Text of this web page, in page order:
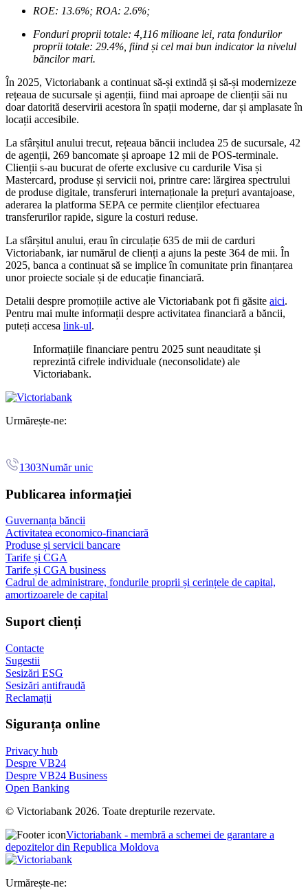
ROE: 13.6%; ROA: 2.6%;
Fonduri proprii totale: 4,116 milioane lei, rata fondurilor
proprii totale: 29.4%, fiind și cel mai bun indicator la nivelul
băncilor mari.
În 2025, Victoriabank a continuat să-și extindă și să-și modernizeze
rețeaua de sucursale și agenții, fiind mai aproape de clienții săi nu
doar datorită deservirii acestora în spații moderne, dar și amplasate în
locații accesibile.
La sfârșitul anului trecut, rețeaua băncii includea 25 de sucursale, 42
de agenții, 269 bancomate și aproape 12 mii de POS-terminale.
Clienții s-au bucurat de oferte exclusive cu cardurile Visa și
Mastercard, produse și servicii noi, printre care: lărgirea spectrului
de produse digitale, transferuri internaționale la prețuri avantajoase,
aderarea la platforma SEPA ce permite clienților efectuarea
transferurilor rapide, sigure la costuri reduse.
La sfârșitul anului, erau în circulație 635 de mii de carduri
Victoriabank, iar numărul de clienți a ajuns la peste 364 de mii. În
2025, banca a continuat să se implice în comunitate prin finanțarea
unor proiecte sociale și de educație financiară.
Detalii despre promoțiile active ale Victoriabank pot fi găsite aici.
Pentru mai multe informații despre activitatea financiară a băncii,
puteți accesa link-ul.
Informațiile financiare pentru 2025 sunt neauditate și
reprezintă cifrele individuale (neconsolidate) ale
Victoriabank.
Urmărește-ne:
1303Număr unic
Publicarea informației
Guvernanța băncii
Activitatea economico-financiară
Produse și servicii bancare
Tarife și CGA
Tarife și CGA business
Cadrul de administrare, fondurile proprii și cerințele de capital,
amortizoarele de capital
Suport clienți
Contacte
Sugestii
Sesizări ESG
Sesizări antifraudă
Reclamații
Siguranța online
Privacy hub
Despre VB24
Despre VB24 Business
Open Banking
© Victoriabank 2026. Toate drepturile rezervate.
Victoriabank - membră a schemei de garantare a
depozitelor din Republica Moldova
Urmărește-ne: